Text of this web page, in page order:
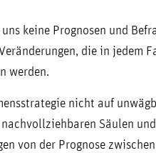
keine Prognosen und
die in jedem
werden.
nicht auf
Säulen
von der Prognose